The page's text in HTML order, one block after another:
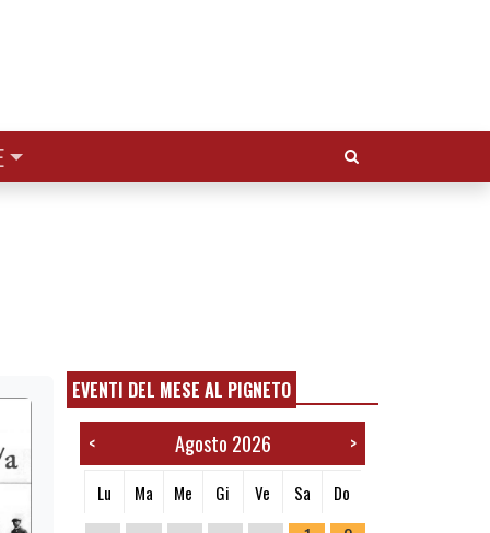
Cerca:
EVENTI DEL MESE AL PIGNETO
< Agosto 2026 >
Lu Ma Me Gi Ve Sa Do